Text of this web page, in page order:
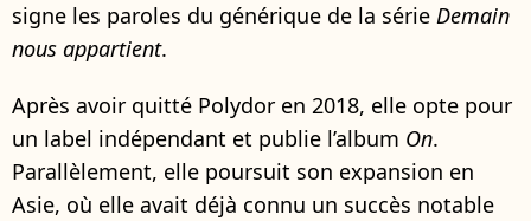
signe les paroles du générique de la série Demain
nous appartient.
Après avoir quitté Polydor en 2018, elle opte pour
un label indépendant et publie l’album On.
Parallèlement, elle poursuit son expansion en
Asie, où elle avait déjà connu un succès notable